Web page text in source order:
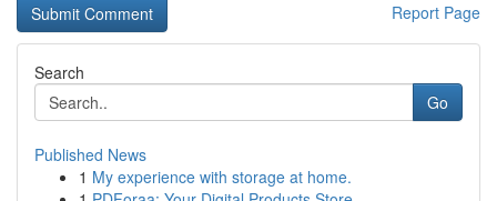
Report Page
Search
Go
Published News
1 My experience with storage at home.